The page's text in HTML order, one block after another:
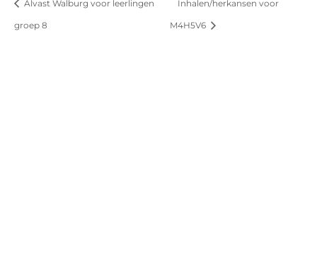
Alvast Walburg voor leerlingen
groep 8
Inhalen/herkansen voor
M4H5V6